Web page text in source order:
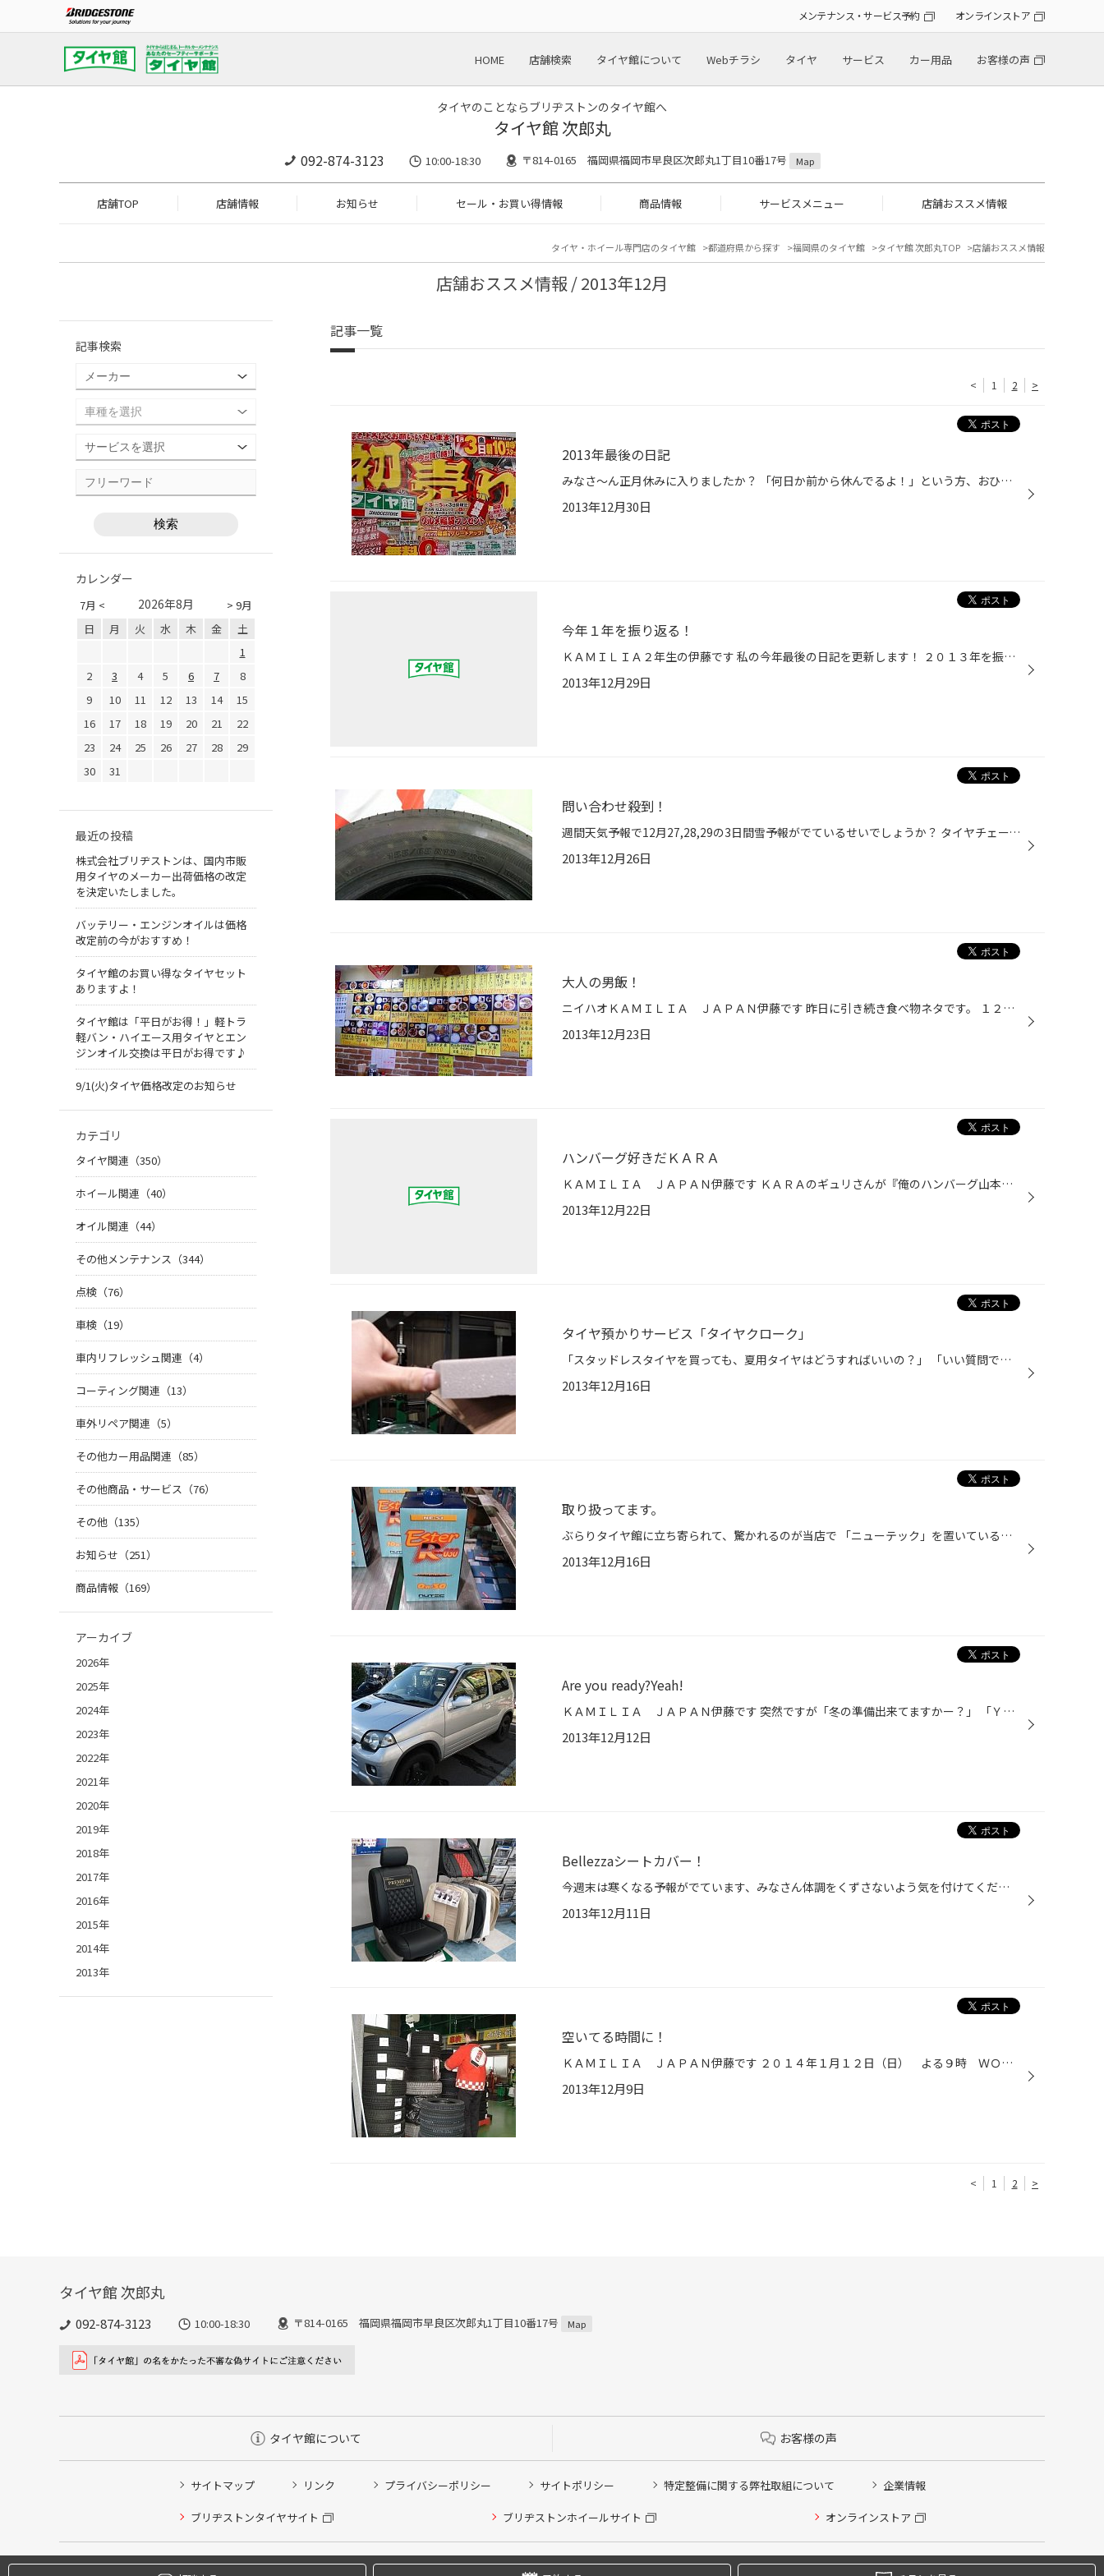
メンテナンス・サービス予約 オンラインストア
HOME 店舗検索 タイヤ館について Webチラシ タイヤ サービス カー用品 お客様の声
タイヤのことならブリヂストンのタイヤ館へ
タイヤ館 次郎丸
092-874-3123 10:00-18:30 〒814-0165 福岡県福岡市早良区次郎丸1丁目10番17号 Map
店舗TOP 店舗情報 お知らせ セール・お買い得情報 商品情報 サービスメニュー 店舗おススメ情報
タイヤ・ホイール専門店のタイヤ館 都道府県から探す 福岡県のタイヤ館 タイヤ館 次郎丸TOP 店舗おススメ情報
店舗おススメ情報 / 2013年12月
記事一覧
< 1 2 >
2013年最後の日記
みなさ～ん正月休みに入りましたか？ 「何日か前から休んでるよ！」という方、おひまであればタイヤ館へＧＯ！！ 「31日まで仕事だ！」という方、１月３日の初売りでお会いしましょう！ さて今年最後の日記となりました、みなさんお気づきでしょうが 昨日今年最後の更新ですと書きましたが！ 今日も...
2013年12月30日
今年１年を振り返る！
ＫＡＭＩＬＩＡ２年生の伊藤です 私の今年最後の日記を更新します！ ２０１３年を振り返ってみると １月６日の「KARASIA HAPPY NEW YEAR ２０１３ 東京ドーム」 ６月２３日の「KAMILIA SCHOOL 横浜アリーナ」 ９月のニコルママの店「アウラザグリル」、KARAが行った「パンプティパ」 １０月...
2013年12月29日
問い合わせ殺到！
週間天気予報で12月27,28,29の3日間雪予報がでているせいでしょうか？ タイヤチェーンとスタッドレスタイヤの電話問い合わせが非常に増えています！ 乗用車用タイヤチェーンの在庫は今のところ余裕がありますが スタッドレスタイヤはサイズによって欠品している物も出ています。 電話問い合わせで多...
2013年12月26日
大人の男飯！
ニイハオＫＡＭＩＬＩＡ ＪＡＰＡＮ伊藤です 昨日に引き続き食べ物ネタです。 １２月を乗り切るためのスタミナ補給に行ってきました。 昔から名前は知っていましたが、初めて行きました。 『中華料理ニイハオ』さん、今まで行ってないのがもったいなかった！ 仕事で体を動かした後にちょうどいいボ...
2013年12月23日
ハンバーグ好きだＫＡＲＡ
ＫＡＭＩＬＩＡ ＪＡＰＡＮ伊藤です ＫＡＲＡのギュリさんが『俺のハンバーグ山本』さんでハンバーグを食べたのは みなさんご存知だとおもいますが。 私が鳥栖の『フレンズ』さんでハンバーグを食べたのは知らないはずです！ ＫＡＲＡファンの私としては、ハンバーグを食べるなら是非『俺のハンバ...
2013年12月22日
タイヤ預かりサービス「タイヤクローク」
「スタッドレスタイヤを買っても、夏用タイヤはどうすればいいの？」 「いい質問ですね！」 マンションに住んでいると保管場所がない、また一軒家でも履き替えのたびに 出し入れするのが大変ですね。 そんな時はタイヤ館のタイヤ預かりサービス 「タイヤクローク」をおすすめします！ この「タイヤ...
2013年12月16日
取り扱ってます。
ぶらりタイヤ館に立ち寄られて、驚かれるのが当店で 「ニューテック」を置いていることです。 エンジンオイルに拘りをもつ方なら一度は聞いたことのある名前だと 思います。 当店ではアイテム数は少ないですが、オイル担当が厳選したオイルで 軽自動車、ハイブリッドカー、輸入車まで幅広く対応して...
2013年12月16日
Are you ready?Yeah!
ＫＡＭＩＬＩＡ ＪＡＰＡＮ伊藤です 突然ですが「冬の準備出来てますかー？」 「Ｙｅａｈ！」とお答えの方、突然の雪でも安心ですね。 「Ｎｏｔ ｙｅｔ」とお答えの方、なるべく早めの準備をおすすめします。 当店スタッフの車の冬支度もほとんど終わりました！ 三瀬峠越えで通勤している川尻の車...
2013年12月12日
Bellezzaシートカバー！
今週末は寒くなる予報がでています、みなさん体調をくずさないよう気を付けてください。 ＫＡＲＡのニューシングル『フレンチキス』のＭＶはご覧になりましたか？ 今回の衣装はとにかくカワイイです！めちゃくちゃカワイイです！本当にカワイイです！ 特にスンヨンさんがカワイイです！世界一カワイ...
2013年12月11日
空いてる時間に！
ＫＡＭＩＬＩＡ ＪＡＰＡＮ伊藤です ２０１４年１月１２日（日） よる９時 ＷＯＷＯＷで ＫＡＲＡ ２ｎｄ ＪＡＰＡＮ ＴＯＵＲ ２０１３「ＫＡＲＡＳＩＡ」 が放送されます！早くみたいな～(^O^) 先日の日記にも書きましたが毎日「じぇじぇじぇ」な忙しさです。 ちょっと空いてる時間を使っ...
2013年12月9日
< 1 2 >
記事検索
カレンダー
7月 < > 9月
2026年8月
日 月 火 水 木 金
土
1
2
3 4 5 6 7
8
9
10 11 12 13 14
15
16
17 18 19 20 21
22
23
24 25 26 27 28
29
30
31
最近の投稿
株式会社ブリヂストンは、国内市販
用タイヤのメーカー出荷価格の改定
を決定いたしました。
バッテリー・エンジンオイルは価格
改定前の今がおすすめ！
タイヤ館のお買い得なタイヤセット
ありますよ！
タイヤ館は「平日がお得！」軽トラ
軽バン・ハイエース用タイヤとエン
ジンオイル交換は平日がお得です♪
9/1(火)タイヤ価格改定のお知らせ
カテゴリ
タイヤ関連（350）
ホイール関連（40）
オイル関連（44）
その他メンテナンス（344）
点検（76）
車検（19）
車内リフレッシュ関連（4）
コーティング関連（13）
車外リペア関連（5）
その他カー用品関連（85）
その他商品・サービス（76）
その他（135）
お知らせ（251）
商品情報（169）
アーカイブ
2026年
2025年
2024年
2023年
2022年
2021年
2020年
2019年
2018年
2017年
2016年
2015年
2014年
2013年
タイヤ館 次郎丸
092-874-3123 10:00-18:30 〒814-0165 福岡県福岡市早良区次郎丸1丁目10番17号 Map
タイヤ館について お客様の声
サイトマップ リンク プライバシーポリシー サイトポリシー 特定整備に関する弊社取組について 企業情報
ブリヂストンタイヤサイト ブリヂストンホイールサイト オンラインストア
Copyright © 2024 Bridgestone Retail Co.,Ltd. All rights Reserved.
タイヤ点検・安全点検/タイヤ履き替え/オイル交換/その他ピット作業の予約
クローク契約会員専用タイヤ履き替え※タイヤ履き替えを希望のクローク契約会員の方はこちらを選択ください
本日のタイヤ履き替え順番待ち予約 ※クローク契約会員の方はご利用いただけません